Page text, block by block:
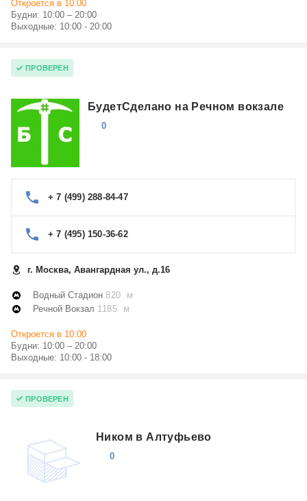
Откроется в 10:00
Будни: 10:00 – 20:00
Выходные: 10:00 - 20:00
ПРОВЕРЕН
БудетСделано на Речном вокзале
0
+ 7 (499) 288-84-47
+ 7 (495) 150-36-62
г. Москва, Авангардная ул., д.16
Водный Стадион 820 м
Речной Вокзал 1185 м
Откроется в 10:00
Будни: 10:00 – 20:00
Выходные: 10:00 - 18:00
ПРОВЕРЕН
Ником в Алтуфьево
0